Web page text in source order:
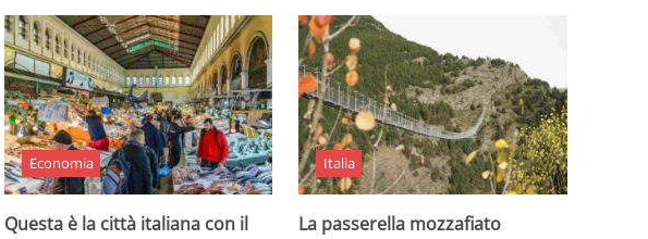
Economia
Questa è la città italiana con il
Italia
La passerella mozzafiato